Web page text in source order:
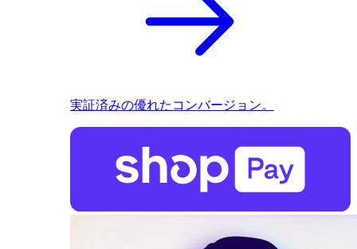
実証済みの優れたコンバージョン。